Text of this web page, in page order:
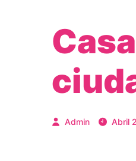
Admin Abril